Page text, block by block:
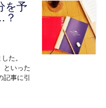
を予
？
た。
といった
記事に引